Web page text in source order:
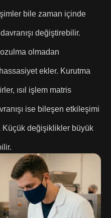
bile zaman içinde
değiştirebilir.
olmadan
ekler. Kurutma
ısıl işlem matris
ise bileşen etkileşimi
Küçük değişiklikler büyük